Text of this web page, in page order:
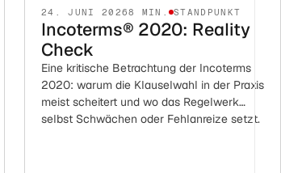
24. JUNI 20268 MIN. STANDPUNKT
Incoterms® 2020: Reality
Check
Eine kritische Betrachtung der Incoterms
2020: warum die Klauselwahl in der Praxis
meist scheitert und wo das Regelwerk
selbst Schwächen oder Fehlanreize setzt.